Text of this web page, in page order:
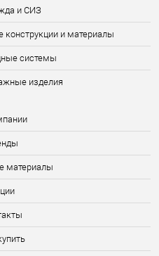
и СИЗ
и материалы
системы
изделия
материалы